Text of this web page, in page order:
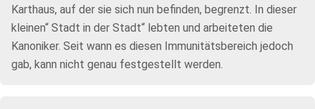
Karthaus, auf der sie sich nun befinden, begrenzt. In dieser
kleinen“ Stadt in der Stadt“ lebten und arbeiteten die
Kanoniker. Seit wann es diesen Immunitätsbereich jedoch
gab, kann nicht genau festgestellt werden.